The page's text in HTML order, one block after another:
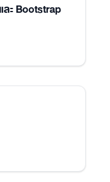
ะ Bootstrap